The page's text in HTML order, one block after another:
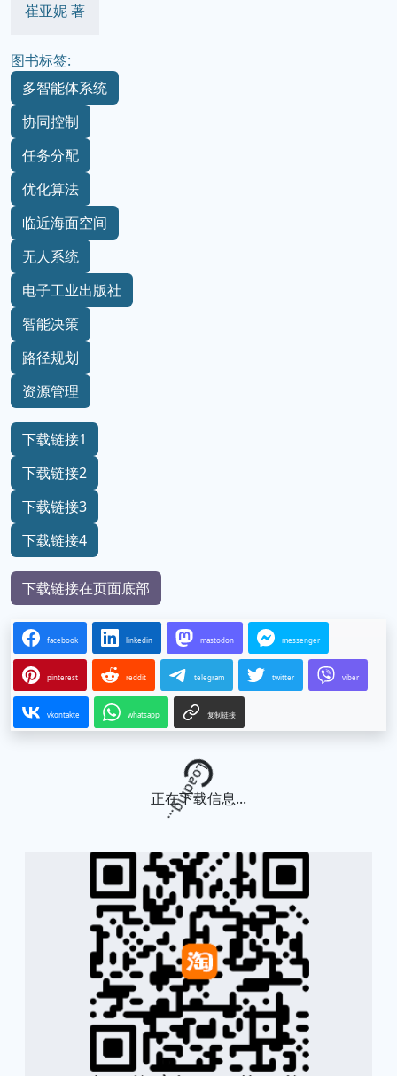
崔亚妮 著
图书标签:
多智能体系统
协同控制
任务分配
优化算法
临近海面空间
无人系统
电子工业出版社
智能决策
路径规划
资源管理
下载链接1
下载链接2
下载链接3
下载链接4
下载链接在页面底部
facebook linkedin mastodon messenger
pinterest reddit telegram twitter viber
vkontakte whatsapp 复制链接
Loading...
正在下载信息...